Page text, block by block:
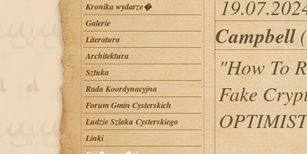
Kronika wydarze�
Galerie
Literatura
Architektura
Sztuka
Rada Koordynacyjna
Forum Gmin Cysterskich
Ludzie Szlaku Cysterskiego
Linki
Campbell
"How To
Fake